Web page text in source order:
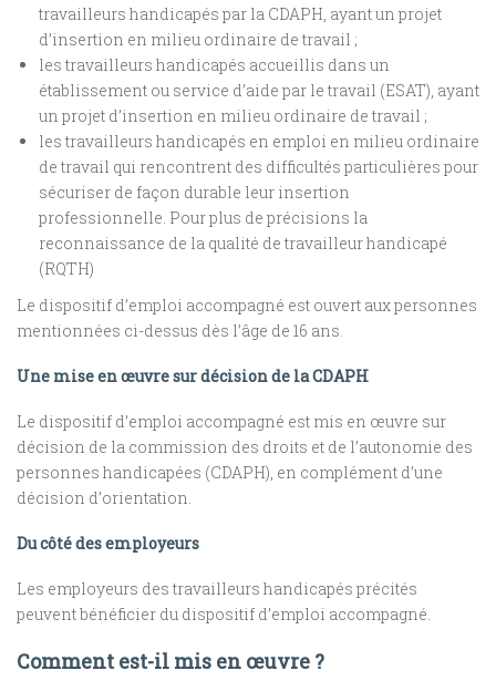
travailleurs handicapés par la CDAPH, ayant un projet
d’insertion en milieu ordinaire de travail ;
les travailleurs handicapés accueillis dans un
établissement ou service d’aide par le travail (ESAT), ayant
un projet d’insertion en milieu ordinaire de travail ;
les travailleurs handicapés en emploi en milieu ordinaire
de travail qui rencontrent des difficultés particulières pour
sécuriser de façon durable leur insertion
professionnelle. Pour plus de précisions la
reconnaissance de la qualité de travailleur handicapé
(RQTH)
Le dispositif d’emploi accompagné est ouvert aux personnes
mentionnées ci-dessus dès l’âge de 16 ans.
Une mise en œuvre sur décision de la CDAPH
Le dispositif d’emploi accompagné est mis en œuvre sur
décision de la commission des droits et de l’autonomie des
personnes handicapées (CDAPH), en complément d’une
décision d’orientation.
Du côté des employeurs
Les employeurs des travailleurs handicapés précités
peuvent bénéficier du dispositif d’emploi accompagné.
Comment est-il mis en œuvre ?